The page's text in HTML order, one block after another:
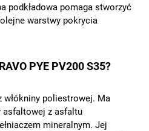
podkładowa pomaga stworzyć
warstwy pokrycia
PYE PV200 S35?
włókniny poliestrowej. Ma
asfaltowej z asfaltu
mineralnym. Jej